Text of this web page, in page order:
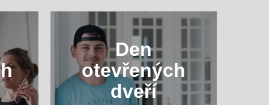
Den
otevřených
dveří
Navštivte nás a zeptejte se
na cokoliv, co vás zajímá,
přímo vyučujících svého
vysněného programu.